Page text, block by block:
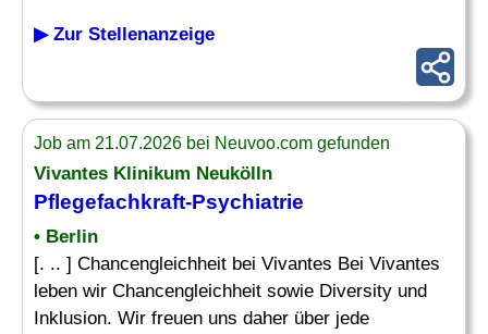
▶ Zur Stellenanzeige
Job am 21.07.2026 bei Neuvoo.com gefunden
Vivantes Klinikum Neukölln
Pflegefachkraft-Psychiatrie
• Berlin
[. .. ] Chancengleichheit bei Vivantes Bei Vivantes
leben wir Chancengleichheit sowie Diversity und
Inklusion. Wir freuen uns daher über jede